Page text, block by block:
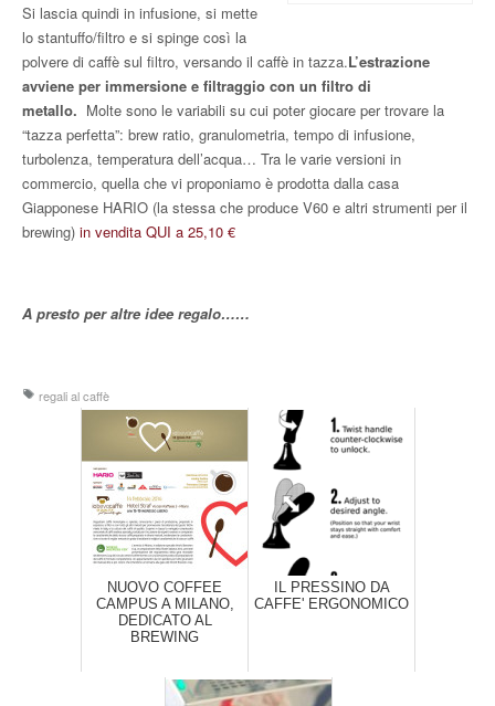
Si lascia quindi in infusione, si mette
lo stantuffo/filtro e si spinge così la
polvere di caffè sul filtro, versando il caffè in tazza.L’estrazione
avviene per immersione e filtraggio con un filtro di
metallo. Molte sono le variabili su cui poter giocare per trovare la
“tazza perfetta”: brew ratio, granulometria, tempo di infusione,
turbolenza, temperatura dell’acqua… Tra le varie versioni in
commercio, quella che vi proponiamo è prodotta dalla casa
Giapponese HARIO (la stessa che produce V60 e altri strumenti per il
brewing) in vendita QUI a 25,10 €
A presto per altre idee regalo……
regali al caffè
NUOVO COFFEE
CAMPUS A MILANO,
DEDICATO AL
BREWING
IL PRESSINO DA
CAFFE' ERGONOMICO